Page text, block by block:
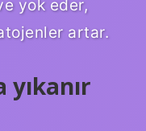
yok eder,
artar.